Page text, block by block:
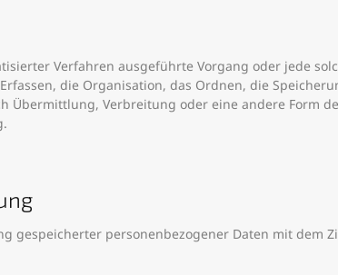
Verfahren ausgeführte Vorgang oder jede
die Organisation, das Ordnen, die
Übermittlung, Verbreitung oder eine andere Form
gespeicherter personenbezogener Daten mit dem